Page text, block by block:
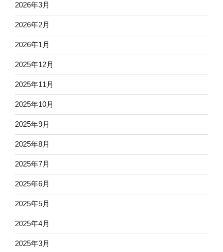
2026年3月
2026年2月
2026年1月
2025年12月
2025年11月
2025年10月
2025年9月
2025年8月
2025年7月
2025年6月
2025年5月
2025年4月
2025年3月